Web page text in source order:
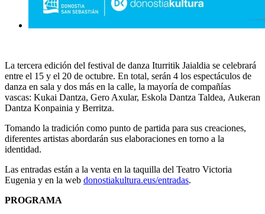
La tercera edición del festival de danza Iturritik Jaialdia se celebrará
entre el 15 y el 20 de octubre. En total, serán 4 los espectáculos de
danza en sala y dos más en la calle, la mayoría de compañías
vascas: Kukai Dantza, Gero Axular, Eskola Dantza Taldea, Aukeran
Dantza Konpainia y Berritza.
Tomando la tradición como punto de partida para sus creaciones,
diferentes artistas abordarán sus elaboraciones en torno a la
identidad.
Las entradas están a la venta en la taquilla del Teatro Victoria
Eugenia y en la web donostiakultura.eus/entradas.
PROGRAMA